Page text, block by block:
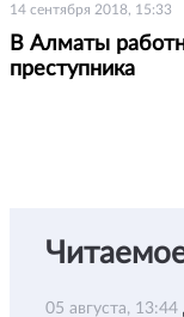
14 сентября 2018, 15:33
В Алматы
преступника
05 августа, 13:44